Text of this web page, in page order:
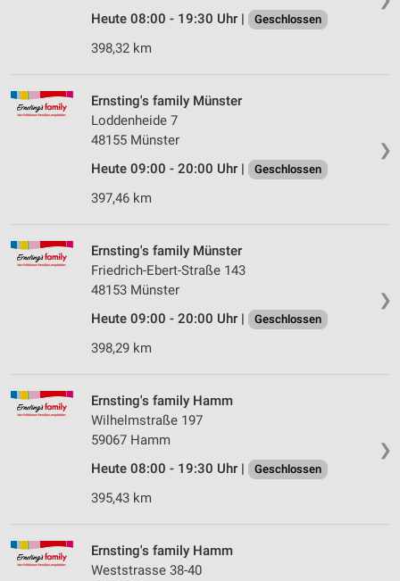
Heute 08:00 - 19:30 Uhr | Geschlossen
398,32 km
❯
Ernsting's family Münster
Loddenheide 7
48155 Münster
Heute 09:00 - 20:00 Uhr |
Geschlossen
397,46 km
❯
Ernsting's family Münster
Friedrich-Ebert-Straße 143
48153 Münster
Heute 09:00 - 20:00 Uhr |
Geschlossen
398,29 km
❯
Ernsting's family Hamm
Wilhelmstraße 197
59067 Hamm
Heute 08:00 - 19:30 Uhr |
Geschlossen
395,43 km
Ernsting's family Hamm
Weststrasse 38-40